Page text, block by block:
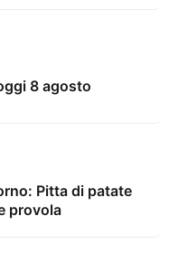
8 agosto
Pitta di patate
provola